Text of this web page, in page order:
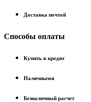
Доставка почтой
Способы оплаты
Купить в кредит
Наличными
Безналичный расчет